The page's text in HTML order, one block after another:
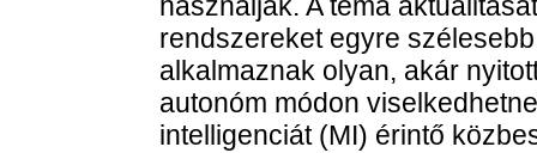
rendszereket egyre
alkalmaznak olyan, akár
autonóm módon
intelligenciát (MI) érintő